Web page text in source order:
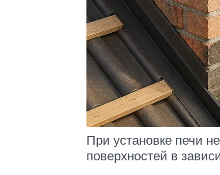
При установке печи
поверхностей в